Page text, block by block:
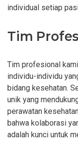
individual setiap
Tim
Tim profesional
individu-individu
bidang kesehatan.
unik yang
perawatan
bahwa kolaborasi
adalah kunci untuk